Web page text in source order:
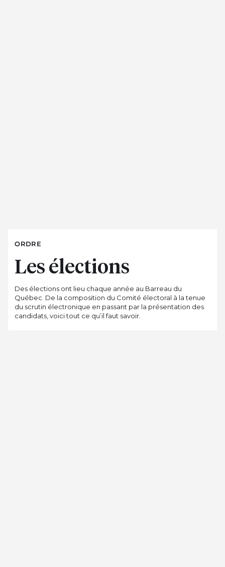
ORDRE
Les élections
Des élections ont lieu chaque année au Barreau du
Québec. De la composition du Comité électoral à la tenue
du scrutin électronique en passant par la présentation des
candidats, voici tout ce qu’il faut savoir.